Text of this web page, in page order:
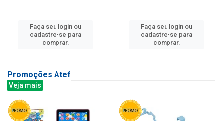
Faça seu login ou
cadastre-se para
comprar.
Faça seu login ou
cadastre-se para
comprar.
Promoções Atef
Veja mais